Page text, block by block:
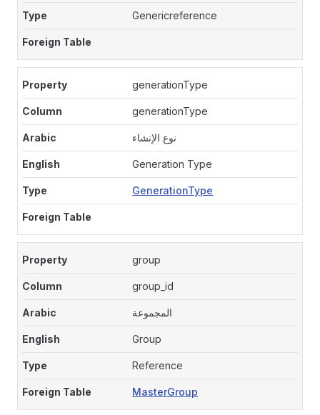
Genericreference
generationType
generationType
نوع الإنشاء
Generation Type
GenerationType
group
group_id
المجموعة
Group
Reference
MasterGroup